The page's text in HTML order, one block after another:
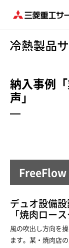
納入事例
声」
デュオ設備
「焼肉ロー
風の吹出し方向を
ます。某・焼肉店